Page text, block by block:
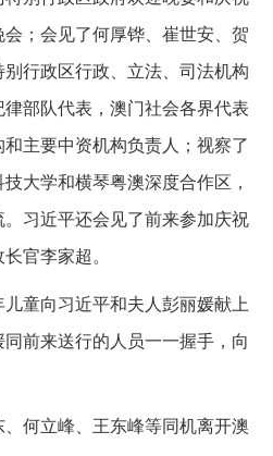
；会见了何厚铧、崔世安、贺
行政区行政、立法、司法机构
部队代表，澳门社会各界代表
主要中资机构负责人；视察了
大学和横琴粤澳深度合作区，
习近平还会见了前来参加庆祝
官李家超。
童向习近平和夫人彭丽媛献上
前来送行的人员一一握手，向
何立峰、王东峰等同机离开澳